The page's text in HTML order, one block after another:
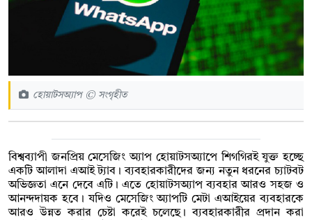
হোয়াটসঅ্যাপ © সংগৃহীত
বিশ্বব্যাপী জনপ্রিয় মেসেজিং অ্যাপ হোয়াটসঅ্যাপে শিগগিরই যুক্ত হচ্ছে
একটি আলাদা এআই ট্যাব। ব্যবহারকারীদের জন্য নতুন ধরনের চ্যাটবট
অভিজ্ঞতা এনে দেবে এটি। এতে হোয়াটসঅ্যাপ ব্যবহার আরও সহজ ও
আনন্দদায়ক হবে। যদিও মেসেজিং অ্যাপটি মেটা এআইয়ের ব্যবহারকে
আরও উন্নত করার চেষ্টা করেই চলেছে। ব্যবহারকারীর প্রদান করা